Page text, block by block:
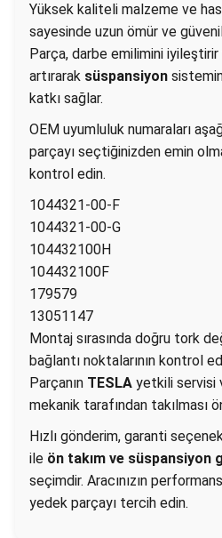
Yüksek kaliteli malzeme ve
sayesinde uzun ömür ve
Parça, darbe emilimini
artırarak süspansiyon
katkı sağlar.
OEM uyumluluk numaraları
parçayı seçtiğinizden emin
kontrol edin.
1044321-00-F
1044321-00-G
104432100H
104432100F
179579
13051147
Montaj sırasında doğru tork
bağlantı noktalarının kontrol
Parçanın TESLAyetkili servisi
mekanik tarafından takılması
Hızlı gönderim, garanti
ile ön takım ve süspansiyon
seçimdir. Aracınızın
yedek parçayı tercih edin.